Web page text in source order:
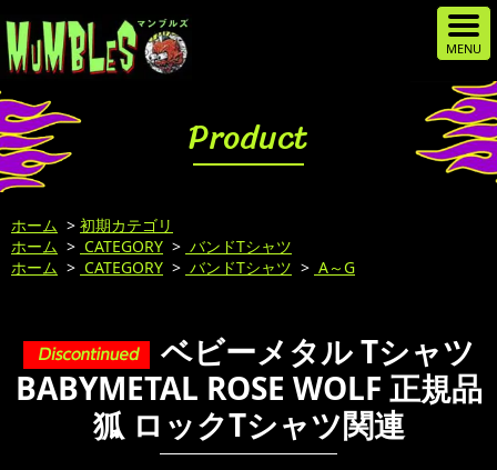
Product
ホーム > 初期カテゴリ
ホーム > CATEGORY > バンドTシャツ
ホーム > CATEGORY > バンドTシャツ > A～G
ベビーメタル Tシャツ
BABYMETAL ROSE WOLF 正規品
狐 ロックTシャツ関連